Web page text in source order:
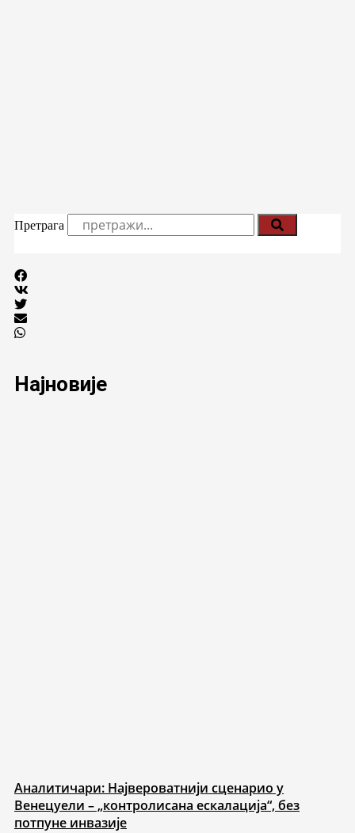
Претрага
Најновије
Аналитичари: Највероватнији сценарио у
Венецуели – „контролисана ескалација“, без
потпуне инвазије